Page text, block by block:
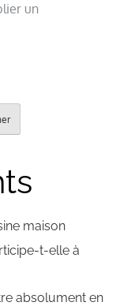
un
maison
t-elle à
absolument en